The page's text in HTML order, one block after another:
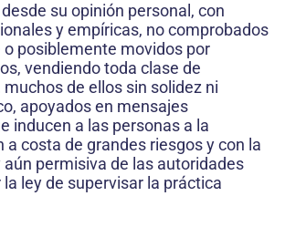
su opinión personal, con
y empíricas, no comprobados
posiblemente movidos por
vendiendo toda clase de
de ellos sin solidez ni
apoyados en mensajes
inducen a las personas a la
a costa de grandes riesgos y con la
permisiva de las autoridades
ley de supervisar la práctica